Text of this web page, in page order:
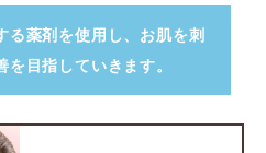
る薬剤を使用し、お肌を刺
目指していきます。